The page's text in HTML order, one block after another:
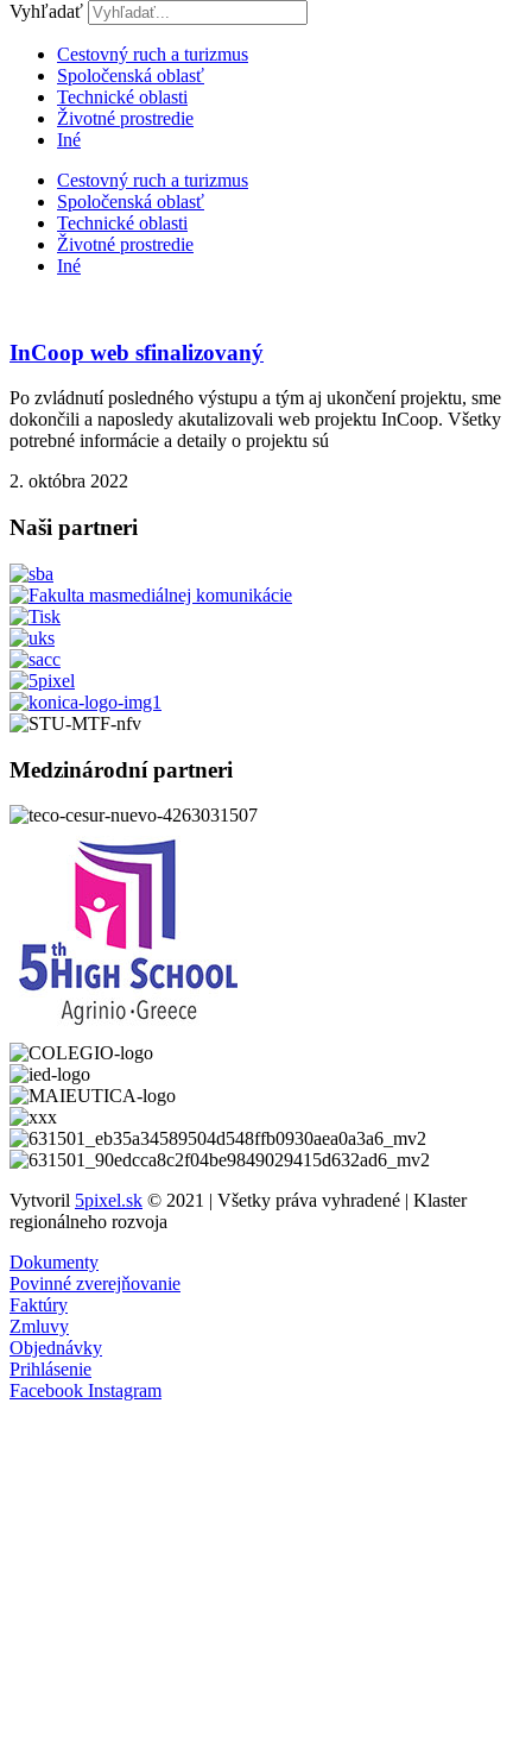
Vyhľadať
Cestovný ruch a turizmus​
Spoločenská oblasť
Technické oblasti
Životné prostredie
Iné
Cestovný ruch a turizmus​
Spoločenská oblasť
Technické oblasti
Životné prostredie
Iné
InCoop web sfinalizovaný
Po zvládnutí posledného výstupu a tým aj ukončení projektu, sme
dokončili a naposledy akutalizovali web projektu InCoop. Všetky
potrebné informácie a detaily o projektu sú
2. októbra 2022
Naši partneri
Medzinárodní partneri
Vytvoril 5pixel.sk © 2021 | Všetky práva vyhradené | Klaster
regionálneho rozvoja
Dokumenty
Povinné zverejňovanie
Faktúry
Zmluvy
Objednávky
Prihlásenie
Facebook Instagram